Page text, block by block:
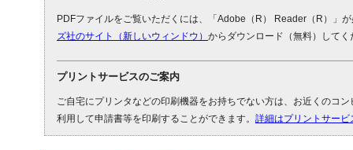
PDFファイルをご覧いただくには、「Adobe（R） Reader（R）」
ズ社のサイト（新しいウィンドウ） からダウンロード（無料）してく
プリントサービスのご案内
ご自宅にプリンタなどの印刷機器をお持ちでない方は、お近くのコ
利用して申請書等を印刷することができます。 詳細はプリントサービ